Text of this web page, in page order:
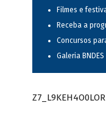
Filmes e
Receba a
Concursos
Galeria BNDES